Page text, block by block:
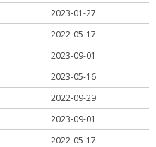
2023-01-27
2022-05-17
2023-09-01
2023-05-16
2022-09-29
2023-09-01
2022-05-17